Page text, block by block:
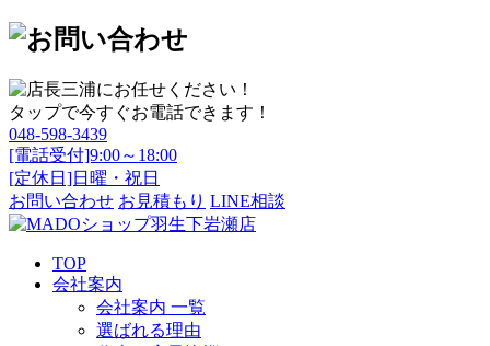
タップで今すぐお電話できます！
048-598-3439
[電話受付]9:00～18:00
[定休日]日曜・祝日
お問い合わせ お見積もり LINE相談
TOP
会社案内
会社案内 一覧
選ばれる理由